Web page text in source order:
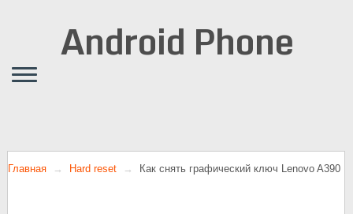
Android Phone
Главная Hard reset Как снять графический ключ Lenovo A390